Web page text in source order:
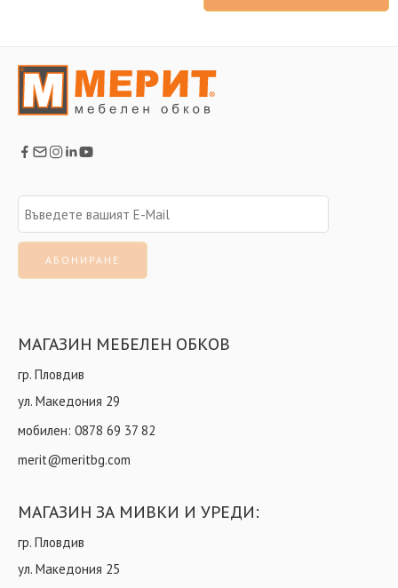
МАГАЗИН МЕБЕЛЕН ОБКОВ
гр. Пловдив
ул. Македония 29
мобилен: 0878 69 37 82
merit@meritbg.com
МАГАЗИН ЗА МИВКИ И УРЕДИ:
гр. Пловдив
ул. Македония 25